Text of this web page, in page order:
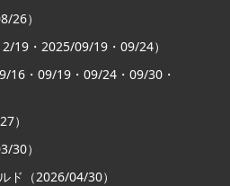
26）
19・2025/09/19・09/24）
16・09/19・09/24・09/30・
）
30）
ド（2026/04/30）